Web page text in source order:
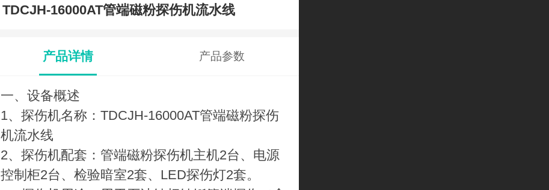
TDCJH-16000AT管端磁粉探伤机流水线
产品详情 产品参数
一、设备概述
1、探伤机名称：TDCJH-16000AT管端磁粉探伤
机流水线
2、探伤机配套：管端磁粉探伤机主机2台、电源
控制柜2台、检验暗室2套、LED探伤灯2套。